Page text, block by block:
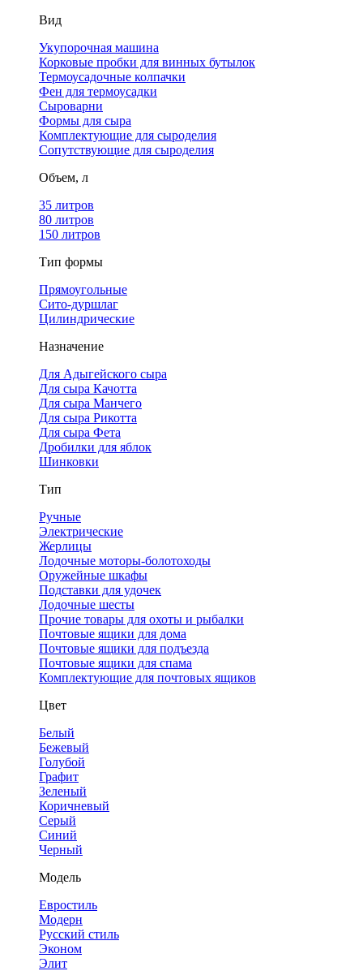
Вид
Укупорочная машина
Корковые пробки для винных бутылок
Термоусадочные колпачки
Фен для термоусадки
Сыроварни
Формы для сыра
Комплектующие для сыроделия
Сопутствующие для сыроделия
Объем, л
35 литров
80 литров
150 литров
Тип формы
Прямоугольные
Сито-дуршлаг
Цилиндрические
Назначение
Для Адыгейского сыра
Для сыра Качотта
Для сыра Манчего
Для сыра Рикотта
Для сыра Фета
Дробилки для яблок
Шинковки
Тип
Ручные
Электрические
Жерлицы
Лодочные моторы-болотоходы
Оружейные шкафы
Подставки для удочек
Лодочные шесты
Прочие товары для охоты и рыбалки
Почтовые ящики для дома
Почтовые ящики для подъезда
Почтовые ящики для спама
Комплектующие для почтовых ящиков
Цвет
Белый
Бежевый
Голубой
Графит
Зеленый
Коричневый
Серый
Синий
Черный
Модель
Евростиль
Модерн
Русский стиль
Эконом
Элит